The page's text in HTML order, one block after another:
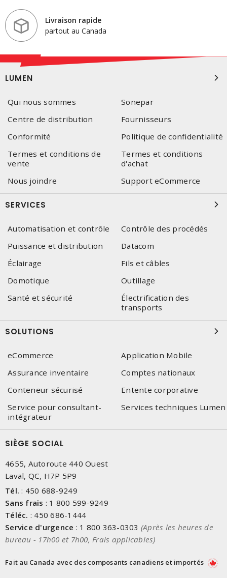
Livraison rapide
partout au Canada
LUMEN
Qui nous sommes
Sonepar
Centre de distribution
Fournisseurs
Conformité
Politique de confidentialité
Termes et conditions de
vente
Termes et conditions
d'achat
Nous joindre
Support eCommerce
SERVICES
Automatisation et contrôle
Contrôle des procédés
Puissance et distribution
Datacom
Éclairage
Fils et câbles
Domotique
Outillage
Santé et sécurité
Électrification des
transports
SOLUTIONS
eCommerce
Application Mobile
Assurance inventaire
Comptes nationaux
Conteneur sécurisé
Entente corporative
Service pour consultant-
intégrateur
Services techniques Lumen
SIÈGE SOCIAL
4655, Autoroute 440 Ouest
Laval, QC, H7P 5P9
Tél. : 450 688-9249
Sans frais : 1 800 599-9249
Téléc. : 450 686-1444
Service d'urgence : 1 800 363-0303 (Après les heures de
bureau - 17h00 et 7h00, Frais applicables)
Fait au Canada avec des composants canadiens et importés